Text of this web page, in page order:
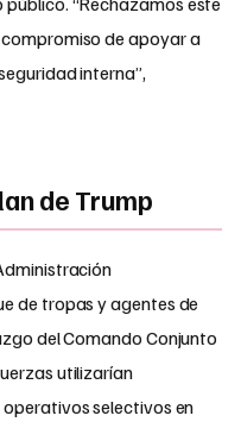
de apoyar a
interna”,
de Trump
de tropas y agentes de
del Comando Conjunto
utilizarían
selectivos en